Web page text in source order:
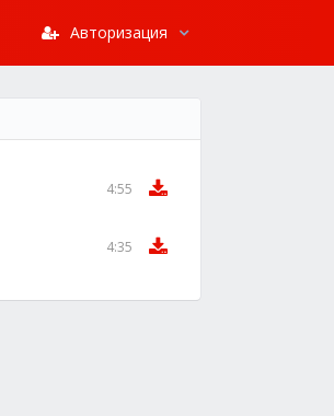
Авторизация
4:55
4:35